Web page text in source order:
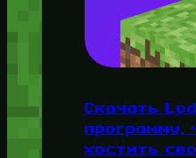
Скачать
программу,
хостить